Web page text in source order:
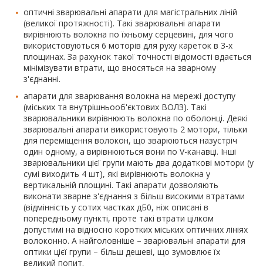
оптичні зварювальні апарати для магістральних ліній
(великої протяжності). Такі зварювальні апарати
вирівнюють волокна по їхньому серцевині, для чого
використовуються 6 моторів для руху кареток в 3-х
площинах. За рахунок такої точності відомості вдається
мінімізувати втрати, що вносяться на зварному
з'єднанні.
апарати для зварювання волокна на мережі доступу
(міських та внутрішньооб'єктових ВОЛЗ). Такі
зварювальники вирівнюють волокна по оболонці. Деякі
зварювальні апарати використовують 2 мотори, тільки
для переміщення волокон, що зварюються назустріч
один одному, а вирівнюються вони по V-канавці. Інші
зварювальники цієї групи мають два додаткові мотори (у
сумі виходить 4 шт), які вирівнюють волокна у
вертикальній площині. Такі апарати дозволяють
виконати зварне з'єднання з більш високими втратами
(відмінність у сотих частках дБ0, ніж описані в
попередньому пункті, проте такі втрати цілком
допустимі на відносно коротких міських оптичних лініях
волоконно. А найголовніше – зварювальні апарати для
оптики цієї групи – більш дешеві, що зумовлює їх
великий попит.